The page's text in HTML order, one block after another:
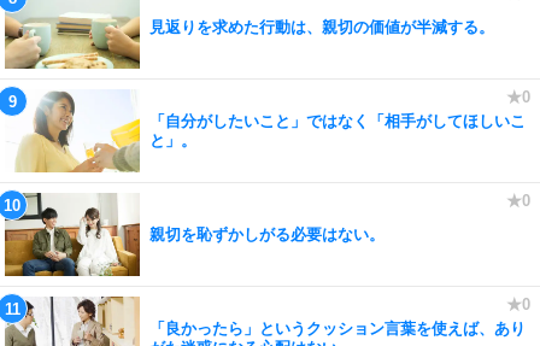
見返りを求めた行動は、親切の価値が半減する。
「自分がしたいこと」ではなく「相手がしてほしいこ
と」。
親切を恥ずかしがる必要はない。
「良かったら」というクッション言葉を使えば、あり